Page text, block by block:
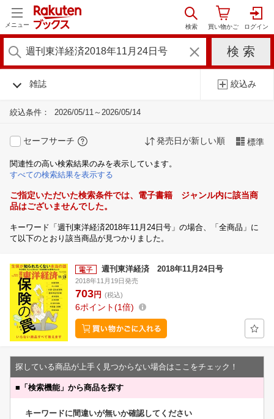
メニュー
雑誌 絞込み
絞込条件： 2026/05/11～2026/05/14
セーフサーチ 発売日が新しい順 標準
関連性の高い検索結果のみを表示しています。
すべての検索結果を表示する
ご指定いただいた検索条件では、電子書籍 ジャンル内に該当商
品はございませんでした。
キーワード「週刊東洋経済2018年11月24日号」の場合、「全商品」に
て以下のとおり該当商品が見つかりました。
週刊東洋経済 2018年11月24日号
2018年11月19日発売
703円 (税込)
6ポイント 1倍
探している商品が上手く見つからない場合はここをチェック！
■ 「検索機能」から商品を探す
キーワードに間違いが無いか確認してください